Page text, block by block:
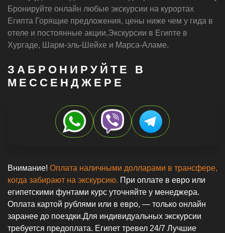
Бронируйте онлайн любые экскурсии на курортах
Египта Горящие предложения, цены ниже чем у гида в
отеле и постоянные акции,Экскурсии в Египте в
Хургаде, Шарм-эль-Шейхе и Марса-Аламе.
ЗАБРОНИРУЙТЕ В
МЕССЕНДЖЕРЕ
Внимание! Оплата наличными долларами в трансфере,
когда забирают на экскурсию. При оплате в евро или
египетскими фунтами курс уточняйте у менеджера.
Оплата картой рублями или в евро, — только онлайн
заранее до поездки.Для индивидуальных экскурсии
требуется предоплата. Египет тревел 24/7 Лучшие